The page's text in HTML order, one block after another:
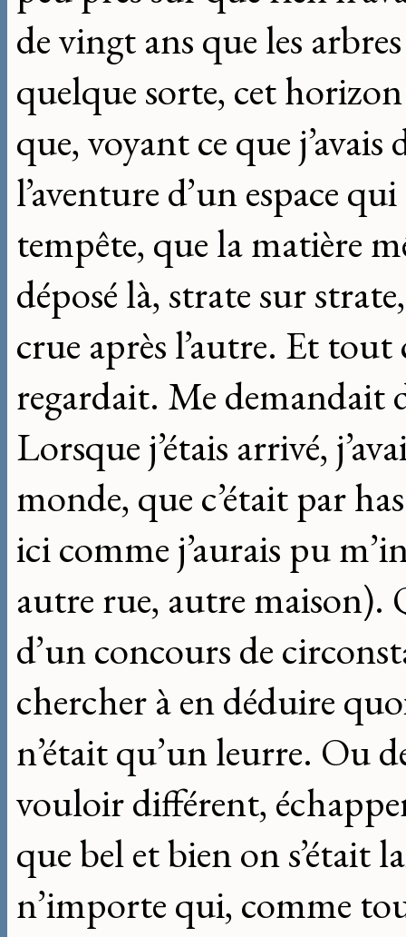
de vingt ans que les
quelque sorte, cet
que, voyant ce que
l’aventure d’un espace
tempête, que la matière
déposé là, strate sur
crue après l’autre. Et tout
regardait. Me demandait
Lorsque j’étais arrivé,
monde, que c’était par
ici comme j’aurais pu
autre rue, autre maison).
d’un concours de
chercher à en déduire
n’était qu’un leurre. Ou
vouloir différent,
que bel et bien on s’était
n’importe qui, comme